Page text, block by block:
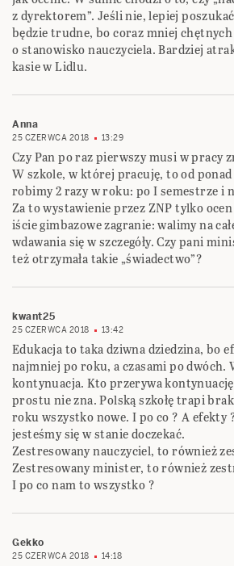
z dyrektorem”. Jeśli nie, lepiej
będzie trudne, bo coraz mniej chętnych
o stanowisko nauczyciela. Bardziej
kasie w Lidlu.
Anna
25 CZERWCA 2018 13:29
Czy Pan po raz pierwszy musi w pracy
W szkole, w której pracuję, to od
robimy 2 razy w roku: po I semestrze i
Za to wystawienie przez ZNP tylko
iście gimbazowe zagranie: walimy na
wdawania się w szczegóły. Czy pani
też otrzymała takie „świadectwo”?
kwant25
25 CZERWCA 2018 13:42
Edukacja to taka dziwna dziedzina, bo
najmniej po roku, a czasami po dwóch.
kontynuacja. Kto przerywa
prostu nie zna. Polską szkołę trapi
roku wszystko nowe. I po co ? A efekty
jesteśmy się w stanie doczekać.
Zestresowany nauczyciel, to również
Zestresowany minister, to również
I po co nam to wszystko ?
Gekko
25 CZERWCA 2018 14:18